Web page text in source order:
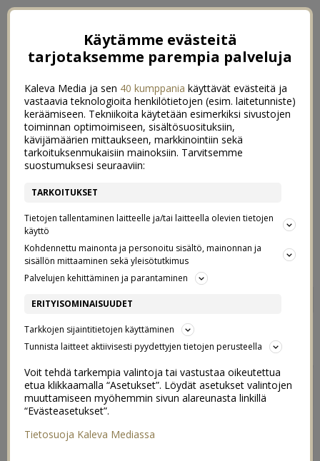
VALKOISET HAMPAAT
LUONNOLLISESTI
9/03/2017
Käytämme evästeitä
tarjotaksemme parempia palveluja
Kaleva Media ja sen 40 kumppania käyttävät evästeitä ja
vastaavia teknologioita henkilötietojen (esim. laitetunniste)
keräämiseen. Tekniikoita käytetään esimerkiksi sivustojen
toiminnan optimoimiseen, sisältösuosituksiin,
kävijämäärien mittaukseen, markkinointiin sekä
tarkoituksenmukaisiin mainoksiin. Tarvitsemme
suostumuksesi seuraaviin:
TARKOITUKSET
Tietojen tallentaminen laitteelle ja/tai laitteella olevien tietojen
käyttö
Kohdennettu mainonta ja personoitu sisältö, mainonnan ja
sisällön mittaaminen sekä yleisötutkimus
Palvelujen kehittäminen ja parantaminen
ERITYISOMINAISUUDET
Tarkkojen sijaintitietojen käyttäminen
Tunnista laitteet aktiivisesti pyydettyjen tietojen perusteella
Voit tehdä tarkempia valintoja tai vastustaa oikeutettua
etua klikkaamalla “Asetukset”. Löydät asetukset valintojen
muuttamiseen myöhemmin sivun alareunasta linkillä
“Evästeasetukset”.
Tietosuoja Kaleva Mediassa